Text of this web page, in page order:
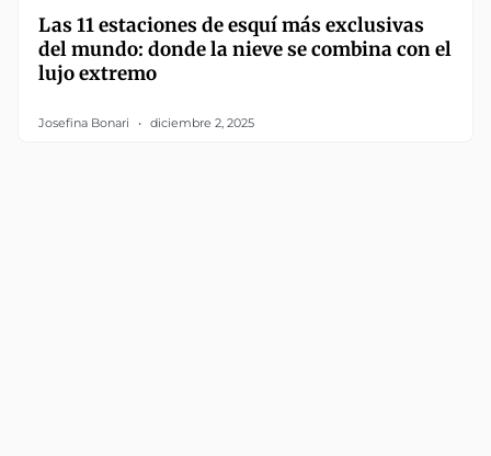
Las 11 estaciones de esquí más exclusivas
del mundo: donde la nieve se combina con el
lujo extremo
Josefina Bonari diciembre 2, 2025